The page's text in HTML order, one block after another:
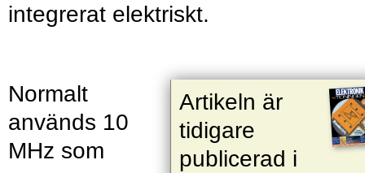
integrerat elektriskt.
Artikeln är
tidigare
publicerad i
Normalt
används 10
MHz som